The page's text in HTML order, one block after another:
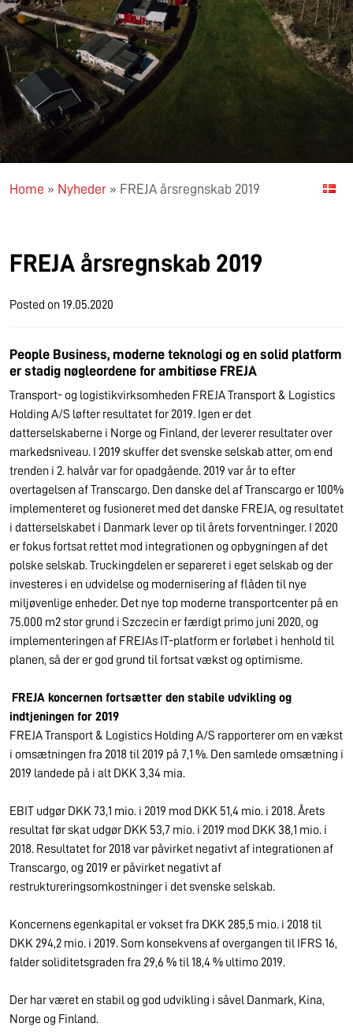
Home » Nyheder » FREJA årsregnskab 2019
FREJA årsregnskab 2019
Posted on19.05.2020
People Business, moderne teknologi og en solid platform
er stadig nøgleordene for ambitiøse FREJA
Transport- og logistikvirksomheden FREJA Transport & Logistics
Holding A/S løfter resultatet for 2019. Igen er det
datterselskaberne i Norge og Finland, der leverer resultater over
markedsniveau. I 2019 skuffer det svenske selskab atter, om end
trenden i 2. halvår var for opadgående. 2019 var år to efter
overtagelsen af Transcargo. Den danske del af Transcargo er 100%
implementeret og fusioneret med det danske FREJA, og resultatet
i datterselskabet i Danmark lever op til årets forventninger. I 2020
er fokus fortsat rettet mod integrationen og opbygningen af det
polske selskab. Truckingdelen er separeret i eget selskab og der
investeres i en udvidelse og modernisering af flåden til nye
miljøvenlige enheder. Det nye top moderne transportcenter på en
75.000 m2 stor grund i Szczecin er færdigt primo juni 2020, og
implementeringen af FREJAs IT-platform er forløbet i henhold til
planen, så der er god grund til fortsat vækst og optimisme.
FREJA koncernen fortsætter den stabile udvikling og
indtjeningen for 2019
FREJA Transport & Logistics Holding A/S rapporterer om en vækst
i omsætningen fra 2018 til 2019 på 7,1 %. Den samlede omsætning i
2019 landede på i alt DKK 3,34 mia.
EBIT udgør DKK 73,1 mio. i 2019 mod DKK 51,4 mio. i 2018. Årets
resultat før skat udgør DKK 53,7 mio. i 2019 mod DKK 38,1 mio. i
2018. Resultatet for 2018 var påvirket negativt af integrationen af
Transcargo, og 2019 er påvirket negativt af
restruktureringsomkostninger i det svenske selskab.
Koncernens egenkapital er vokset fra DKK 285,5 mio. i 2018 til
DKK 294,2 mio. i 2019. Som konsekvens af overgangen til IFRS 16,
falder soliditetsgraden fra 29,6 % til 18,4 % ultimo 2019.
Der har været en stabil og god udvikling i såvel Danmark, Kina,
Norge og Finland.